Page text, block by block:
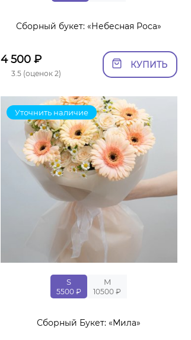
Сборный букет: «Небесная Роса»
4 500₽
3.5 (оценок 2)
КУПИТЬ
Уточнить наличие
S
5500 ₽
M
10500 ₽
Сборный Букет: «Мила»